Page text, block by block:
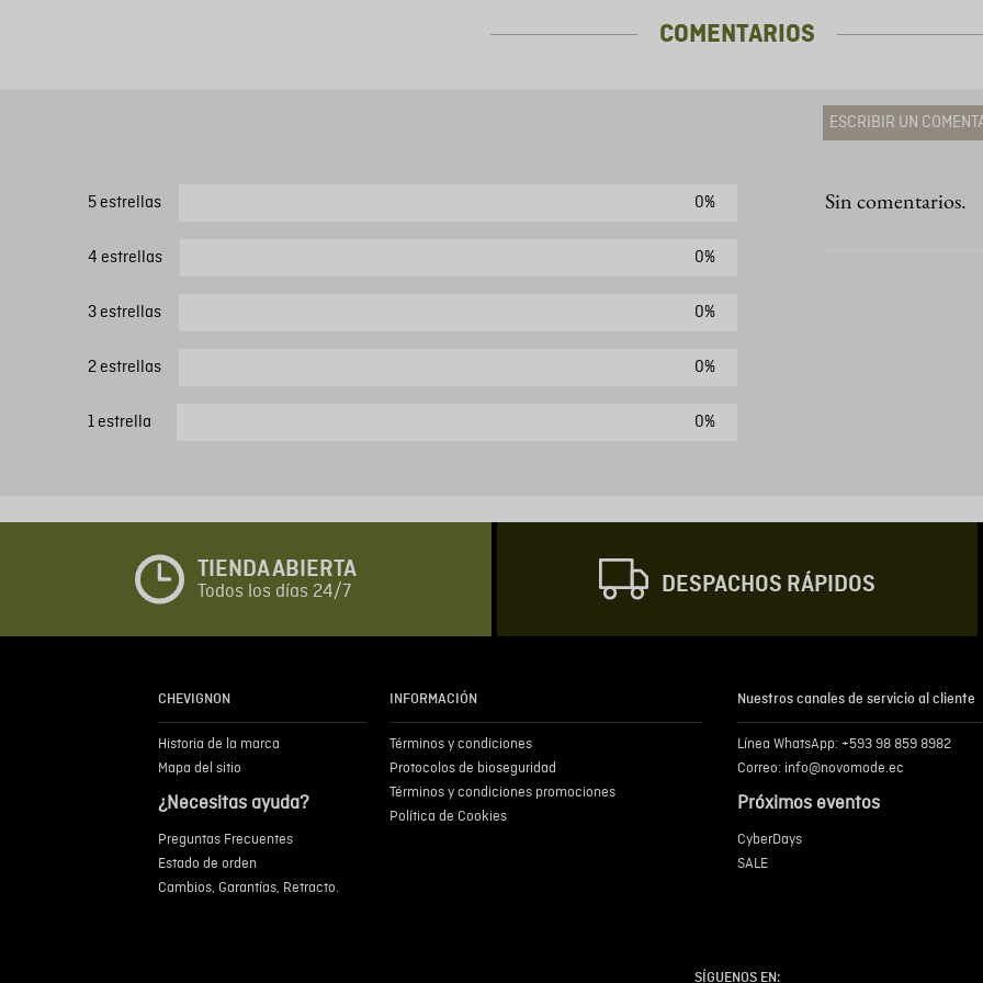
COMENTARIOS
5 estrellas 0%
4 estrellas 0%
3 estrellas 0%
2 estrellas 0%
1 estrella 0%
ESCRIBIR UN
Agregar
Escribir comentario
Sin comentarios.
TIENDA ABIERTA
Todos los días 24/7 DESPACHOS RÁPIDOS
CHEVIGNON
Historia de la marca
Mapa del sitio
¿Necesitas ayuda?
Preguntas Frecuentes
Estado de orden
Cambios, Garantías, Retracto.
INFORMACIÓN
Términos y condiciones
Protocolos de bioseguridad
Términos y condiciones promociones
Política de Cookies
Nuestros canales de servicio al cliente
Línea WhatsApp: +593 98 859 8982
Correo: info@novomode.ec
Próximos eventos
CyberDays
SALE
SÍGUENOS EN: